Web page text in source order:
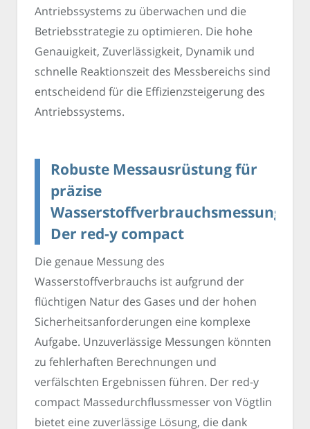
Antriebssystems zu überwachen und die
Betriebsstrategie zu optimieren. Die hohe
Genauigkeit, Zuverlässigkeit, Dynamik und
schnelle Reaktionszeit des Messbereichs sind
entscheidend für die Effizienzsteigerung des
Antriebssystems.
Robuste Messausrüstung für
präzise
Wasserstoffverbrauchsmessung:
Der red-y compact
Die genaue Messung des
Wasserstoffverbrauchs ist aufgrund der
flüchtigen Natur des Gases und der hohen
Sicherheitsanforderungen eine komplexe
Aufgabe. Unzuverlässige Messungen könnten
zu fehlerhaften Berechnungen und
verfälschten Ergebnissen führen. Der red-y
compact Massedurchflussmesser von Vögtlin
bietet eine zuverlässige Lösung, die dank